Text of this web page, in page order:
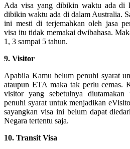
Ada visa yang dibikin waktu ada di
dibikin waktu ada di dalam Australia.
ini mesti di terjemahkan oleh jasa
visa itu tidak memakai dwibahasa.
1, 3 sampai 5 tahun.
9. Visitor
Apabila Kamu belum penuhi syarat
ataupun ETA maka tak perlu cemas.
visitor yang sebetulnya
penuhi syarat untuk menjadikan
sayangkan visa ini belum dapat
Negara tertentu saja.
10. Transit Visa